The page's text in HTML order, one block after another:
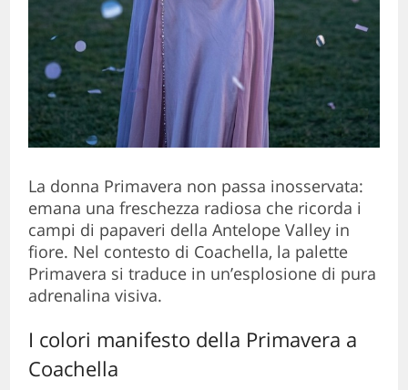
La donna Primavera non passa inosservata:
emana una freschezza radiosa che ricorda i
campi di papaveri della Antelope Valley in
fiore. Nel contesto di Coachella, la palette
Primavera si traduce in un’esplosione di pura
adrenalina visiva.
I colori manifesto della Primavera a
Coachella